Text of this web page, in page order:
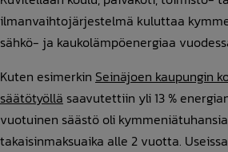
ilmanvaihtojärjestelmä kuluttaa
sähkö- ja kaukolämpöenergiaa
Kuten esimerkin Seinäjoen kaupungin
säätötyöllä saavutettiin yli 13 %
vuotuinen säästö oli
takaisinmaksuaika alle 2 vuotta.